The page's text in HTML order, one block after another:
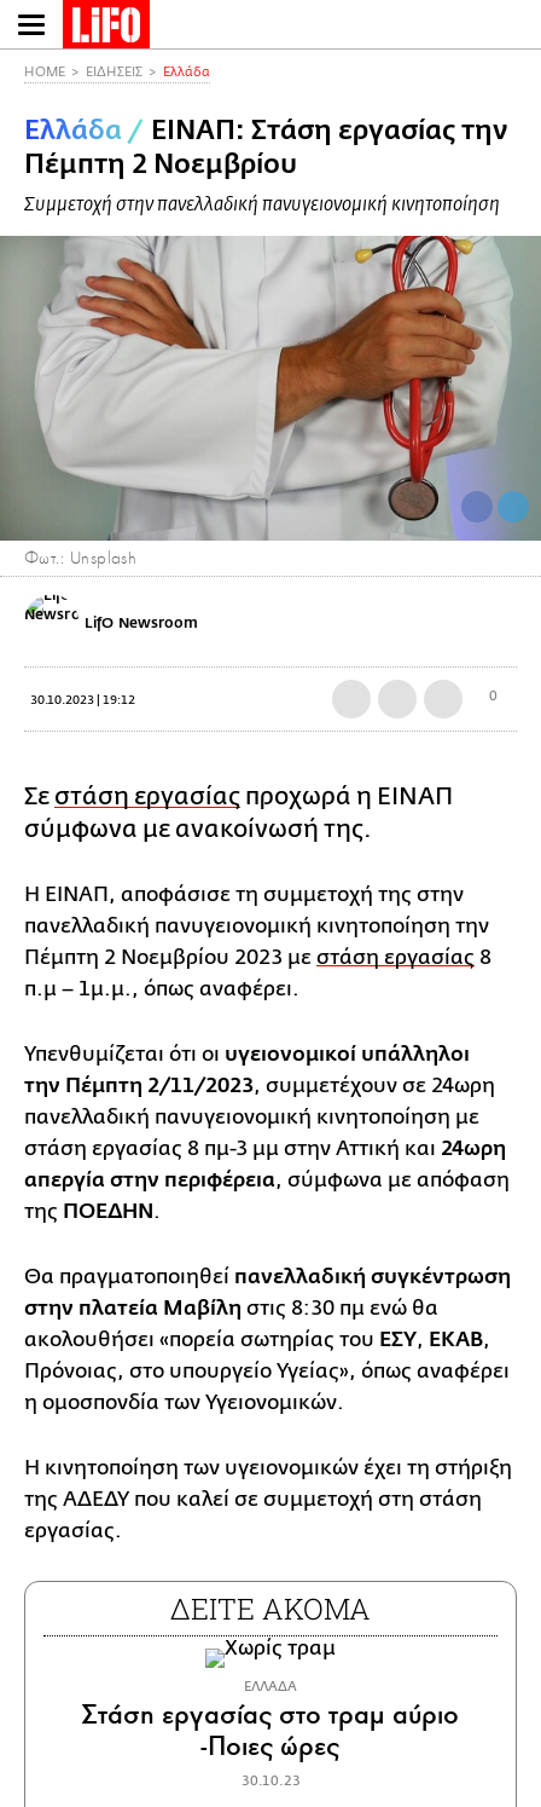
Παράκαμψη
προς
περιεχόμενο
HOME ΕΙΔΗΣΕΙΣ Ελλάδα
Ελλάδα / ΕΙΝΑΠ: Στάση εργασίας την
Πέμπτη 2 Νοεμβρίου
Συμμετοχή στην πανελλαδική πανυγειονομική κινητοποίηση
Φωτ.: Unsplash
LifO Newsroom
30.10.2023 | 19:12 0
Σε στάση εργασίας προχωρά η ΕΙΝΑΠ
σύμφωνα με ανακοίνωσή της.
Η ΕΙΝΑΠ, αποφάσισε τη συμμετοχή της στην
πανελλαδική πανυγειονομική κινητοποίηση την
Πέμπτη 2 Νοεμβρίου 2023 με στάση εργασίας 8
π.μ – 1μ.μ., όπως αναφέρει.
Υπενθυμίζεται ότι οι υγειονομικοί υπάλληλοι
την Πέμπτη 2/11/2023, συμμετέχουν σε 24ωρη
πανελλαδική πανυγειονομική κινητοποίηση με
στάση εργασίας 8 πμ-3 μμ στην Αττική και 24ωρη
απεργία στην περιφέρεια, σύμφωνα με απόφαση
της ΠΟΕΔΗΝ.
Θα πραγματοποιηθεί πανελλαδική συγκέντρωση
στην πλατεία Μαβίλη στις 8:30 πμ ενώ θα
ακολουθήσει «πορεία σωτηρίας του ΕΣΥ, ΕΚΑΒ,
Πρόνοιας, στο υπουργείο Υγείας», όπως αναφέρει
η ομοσπονδία των Υγειονομικών.
Η κινητοποίηση των υγειονομικών έχει τη στήριξη
της ΑΔΕΔΥ που καλεί σε συμμετοχή στη στάση
εργασίας.
ΔΕΙΤΕ ΑΚΟΜΑ
ΕΛΛΑΔΑ
Στάση εργασίας στο τραμ αύριο
-Ποιες ώρες
30.10.23